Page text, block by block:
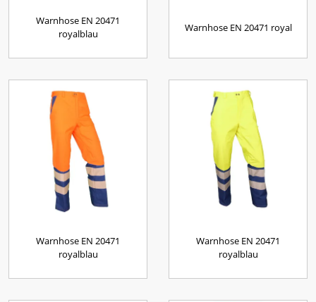
Warnhose EN 20471
royalblau
Warnhose EN 20471 royal
Warnhose EN 20471
royalblau
Warnhose EN 20471
royalblau